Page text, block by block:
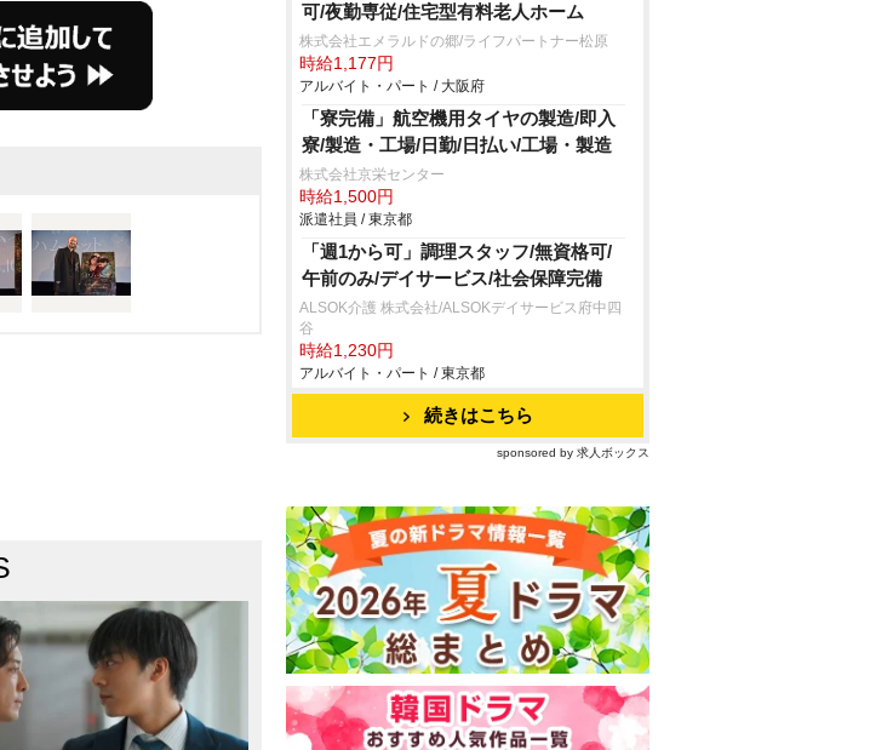
可/夜勤専従/住宅型有料老人ホーム
株式会社エメラルドの郷/ライフパートナー松原
時給1,177円
アルバイト・パート / 大阪府
「寮完備」航空機用タイヤの製造/即入
寮/製造・工場/日勤/日払い/工場・製造
株式会社京栄センター
時給1,500円
派遣社員 / 東京都
「週1から可」調理スタッフ/無資格可/
午前のみ/デイサービス/社会保障完備
ALSOK介護 株式会社/ALSOKデイサービス府中四
谷
時給1,230円
アルバイト・パート / 東京都
続きはこちら
sponsored by 求人ボックス